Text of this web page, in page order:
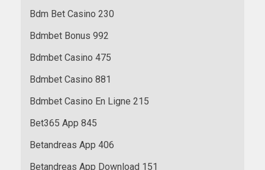
Bdm Bet Casino 230
Bdmbet Bonus 992
Bdmbet Casino 475
Bdmbet Casino 881
Bdmbet Casino En Ligne 215
Bet365 App 845
Betandreas App 406
Betandreas App Download 151